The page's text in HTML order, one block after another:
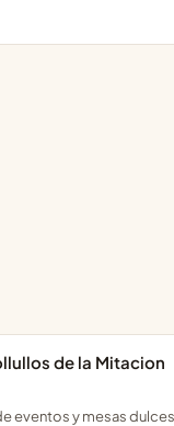
de la Mitacion
eventos y mesas